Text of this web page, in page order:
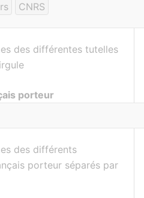
CNRS
des différentes tutelles
porteur
des différents
porteur séparés par